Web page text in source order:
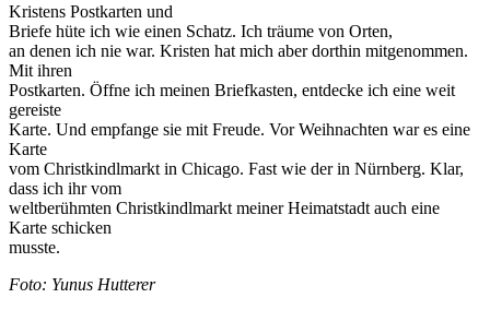
Kristens Postkarten und
Briefe hüte ich wie einen Schatz. Ich träume von Orten,
an denen ich nie war. Kristen hat mich aber dorthin mitgenommen.
Mit ihren
Postkarten. Öffne ich meinen Briefkasten, entdecke ich eine weit
gereiste
Karte. Und empfange sie mit Freude. Vor Weihnachten war es eine
Karte
vom Christkindlmarkt in Chicago. Fast wie der in Nürnberg. Klar,
dass ich ihr vom
weltberühmten Christkindlmarkt meiner Heimatstadt auch eine
Karte schicken
musste.
Foto: Yunus Hutterer